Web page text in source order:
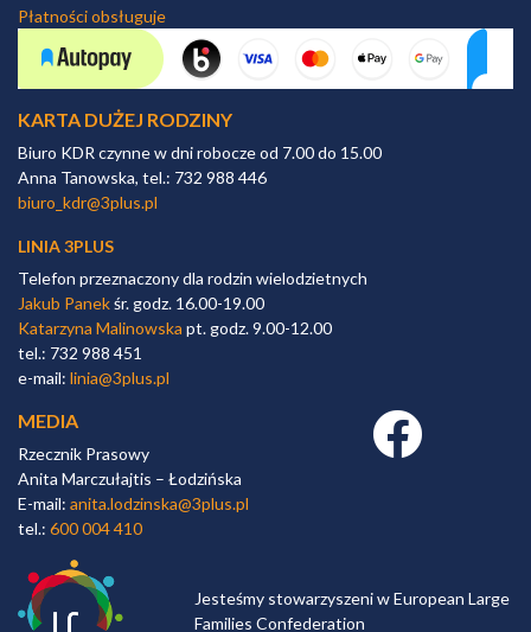
Płatności obsługuje
KARTA DUŻEJ RODZINY
Biuro KDR czynne w dni robocze od 7.00 do 15.00
Anna Tanowska, tel.: 732 988 446
biuro_kdr@3plus.pl
LINIA 3PLUS
Telefon przeznaczony dla rodzin wielodzietnych
Jakub Panekśr. godz. 16.00-19.00
Katarzyna Malinowska pt. godz. 9.00-12.00
tel.: 732 988 451
e-mail: linia@3plus.pl
MEDIA
Rzecznik Prasowy
Anita Marczułajtis – Łodzińska
E-mail: anita.lodzinska@3plus.pl
tel.: 600 004 410
Facebook link
Jesteśmy stowarzyszeni w European Large
Families Confederation